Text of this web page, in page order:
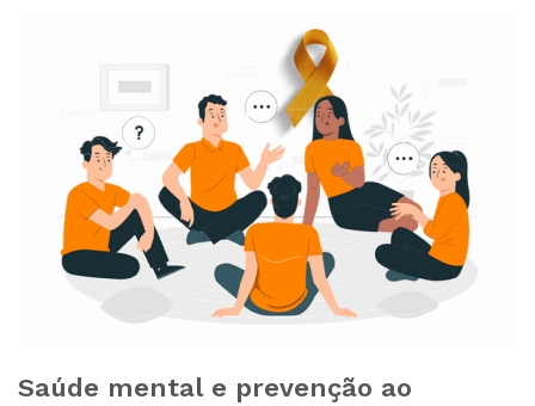
Saúde mental e prevenção ao